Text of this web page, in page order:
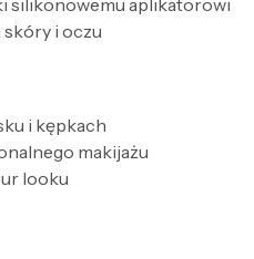
silikonowemu aplikatorowi
skóry i oczu
i kępkach
makijażu
looku